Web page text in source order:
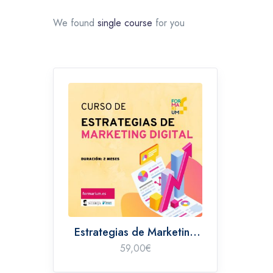
We found single course for you
Estrategias de Marketing
Digital
59,00€